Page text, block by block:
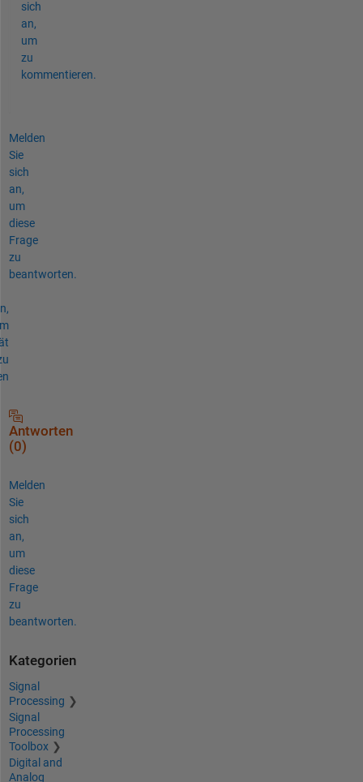
sich
an,
um
zu
kommentieren.
Melden
Sie
sich
an,
um
diese
Frage
zu
beantworten.
Antworten
(0)
Melden
Sie
sich
an,
um
diese
Frage
zu
beantworten.
Kategorien
Signal
Processing
Signal
Processing
Toolbox
Digital and
Analog